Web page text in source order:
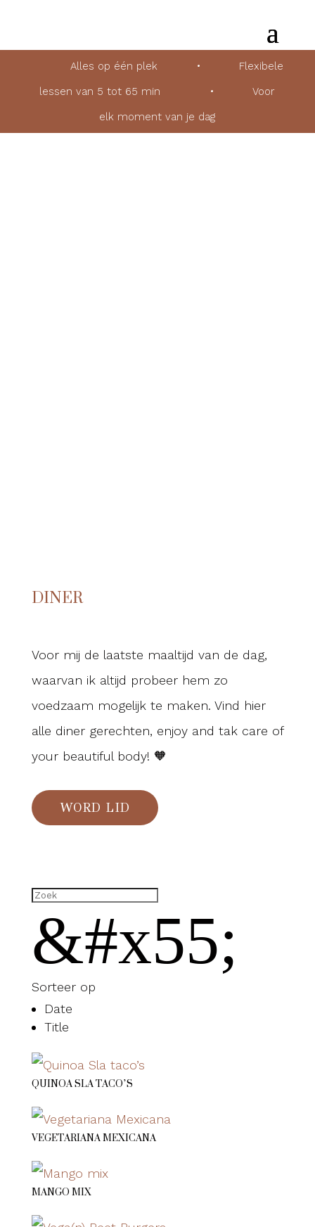
Alles op één plek • Flexibele
lessen van 5 tot 65 min • Voor
elk moment van je dag
DINER
Voor mij de laatste maaltijd van de dag,
waarvan ik altijd probeer hem zo
voedzaam mogelijk te maken. Vind hier
alle diner gerechten, enjoy and tak care of
your beautiful body! 🧡
WORD LID
&#x55;
Sorteer op
Date
Title
QUINOA SLA TACO’S
VEGETARIANA MEXICANA
MANGO MIX